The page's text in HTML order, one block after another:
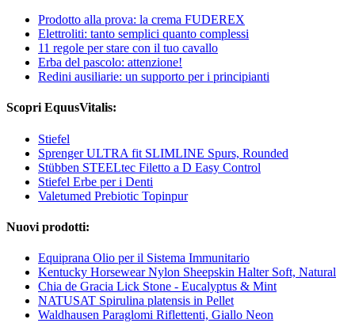
Prodotto alla prova: la crema FUDEREX
Elettroliti: tanto semplici quanto complessi
11 regole per stare con il tuo cavallo
Erba del pascolo: attenzione!
Redini ausiliarie: un supporto per i principianti
Scopri EquusVitalis:
Stiefel
Sprenger ULTRA fit SLIMLINE Spurs, Rounded
Stübben STEELtec Filetto a D Easy Control
Stiefel Erbe per i Denti
Valetumed Prebiotic Topinpur
Nuovi prodotti:
Equiprana Olio per il Sistema Immunitario
Kentucky Horsewear Nylon Sheepskin Halter Soft, Natural
Chia de Gracia Lick Stone - Eucalyptus & Mint
NATUSAT Spirulina platensis in Pellet
Waldhausen Paraglomi Riflettenti, Giallo Neon